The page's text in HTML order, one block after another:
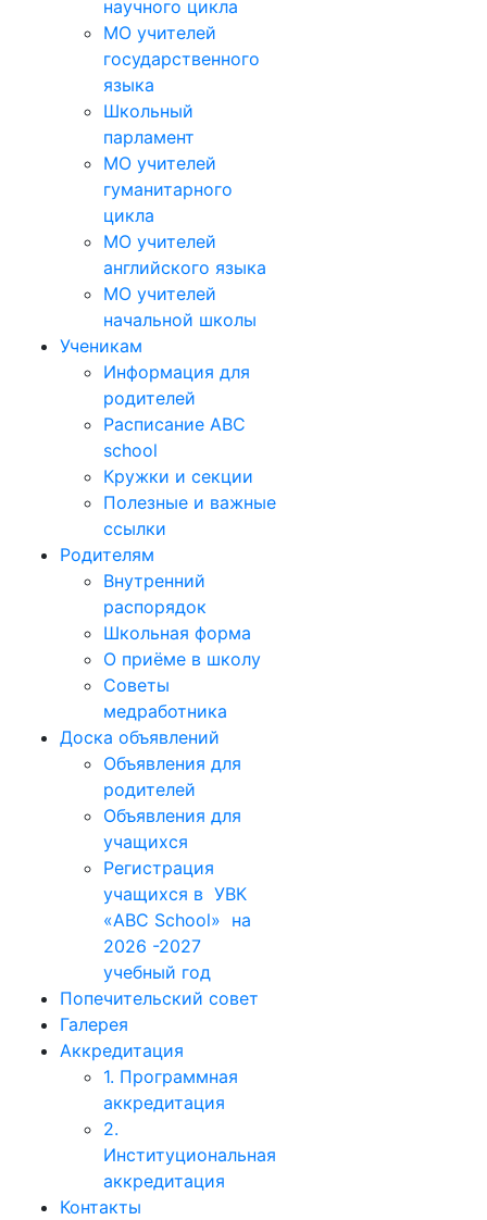
научного цикла
МО учителей
государственного
языка
Школьный
парламент
МО учителей
гуманитарного
цикла
МО учителей
английского языка
МО учителей
начальной школы
Ученикам
Информация для
родителей
Расписание ABC
school
Кружки и секции
Полезные и важные
ссылки
Родителям
Внутренний
распорядок
Школьная форма
О приёме в школу
Советы
медработника
Доска объявлений
Объявления для
родителей
Объявления для
учащихся
Регистрация
учащихся в УВК
«ABC School» на
2026 -2027
учебный год
Попечительский совет
Галерея
Аккредитация
1. Программная
аккредитация
2.
Институциональная
аккредитация
Контакты